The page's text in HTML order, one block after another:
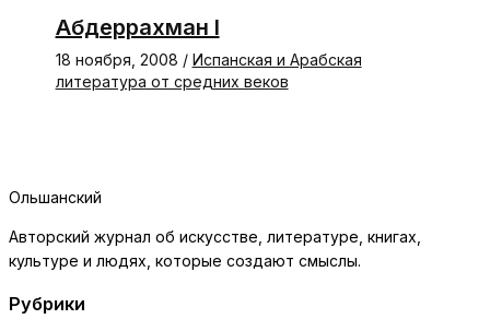
Абдеррахман I
18 ноября, 2008 / Испанская и Арабская
литература от средних веков
Ольшанский
Авторский журнал об искусстве, литературе, книгах,
культуре и людях, которые создают смыслы.
Рубрики